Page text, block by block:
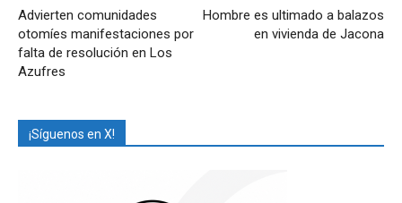
Advierten comunidades
otomíes manifestaciones por
falta de resolución en Los
Azufres
Hombre es ultimado a balazos
en vivienda de Jacona
¡Síguenos en X!